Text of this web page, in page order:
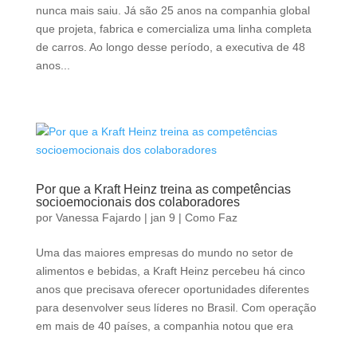
nunca mais saiu. Já são 25 anos na companhia global
que projeta, fabrica e comercializa uma linha completa
de carros. Ao longo desse período, a executiva de 48
anos...
Por que a Kraft Heinz treina as competências
socioemocionais dos colaboradores
por Vanessa Fajardo| jan 9 | Como Faz
Uma das maiores empresas do mundo no setor de
alimentos e bebidas, a Kraft Heinz percebeu há cinco
anos que precisava oferecer oportunidades diferentes
para desenvolver seus líderes no Brasil. Com operação
em mais de 40 países, a companhia notou que era